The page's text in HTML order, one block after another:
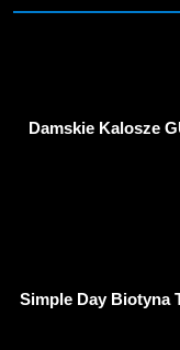
Damskie Kalosze
Simple Day Biotyna